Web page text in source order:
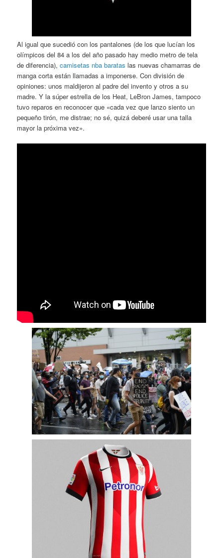
Al igual que sucedió con los pantalones (de los que lucían los
olímpicos del 84 a los del año pasado hay medio metro de tela
de diferencia),camisetas nba baratas las nuevas chamarras de
manga corta están llamadas a imponerse. Con división de
opiniones: unos maldijeron al padre del invento y otros a su
madre. Y la súper estrella de los Heat, LeBron James, tampoco
tuvo reparos en reconocer que «cada vez que lanzo siento un
pequeño tirón, me distrae; no sé, quizá deberé usar una talla
mayor la próxima vez».